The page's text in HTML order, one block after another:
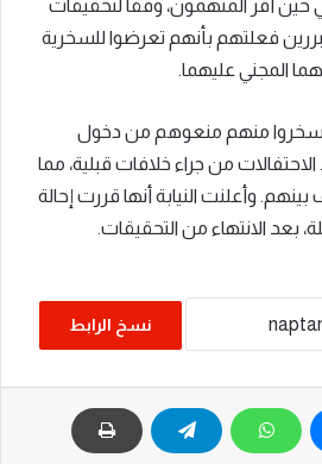
حين أقر المتهمون، وفقا لتحقيقات
مبررين فعلتهم بأنهم تعرضوا للسخرية
المجني عليهما.
سخروا منهم منعوهم من دخول
من جراء خلافات قبلية، مما
وأعلنت النيابة أنها قررت إحالة
بعد الانتهاء من التحقيقات.
نسخ الرابط